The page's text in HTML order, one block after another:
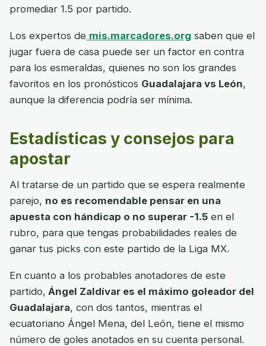
promediar 1.5 por partido.
Los expertos de mis.marcadores.org saben que el
jugar fuera de casa puede ser un factor en contra
para los esmeraldas, quienes no son los grandes
favoritos en los pronósticos Guadalajara vs León,
aunque la diferencia podría ser mínima.
Estadísticas y consejos para
apostar
Al tratarse de un partido que se espera realmente
parejo, no es recomendable pensar en una
apuesta con hándicap o no superar -1.5 en el
rubro, para que tengas probabilidades reales de
ganar tus picks con este partido de la Liga MX.
En cuanto a los probables anotadores de este
partido, Ángel Zaldívar es el máximo goleador del
Guadalajara, con dos tantos, mientras el
ecuatoriano Ángel Mena, del León, tiene el mismo
número de goles anotados en su cuenta personal.